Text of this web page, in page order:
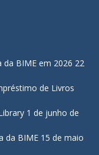
da BIME em 2026 22
de Livros
1 de junho de
da BIME 15 de maio